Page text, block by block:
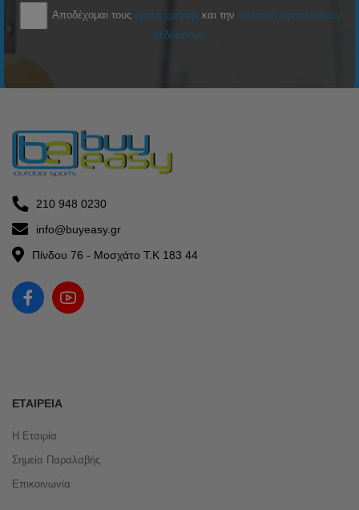
Αποδέχομαι τους όρους χρήσης και την πολιτική προσωπικών
δεδομένων
210 948 0230
info@buyeasy.gr
Πίνδου 76 - Μοσχάτο Τ.Κ 183 44
ΕΤΑΙΡΕΊΑ
Η Εταιρία
Σημεία Παραλαβής
Επικοινωνία